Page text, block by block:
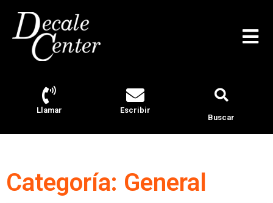
Llamar
Escribir
Buscar
Categoría: General